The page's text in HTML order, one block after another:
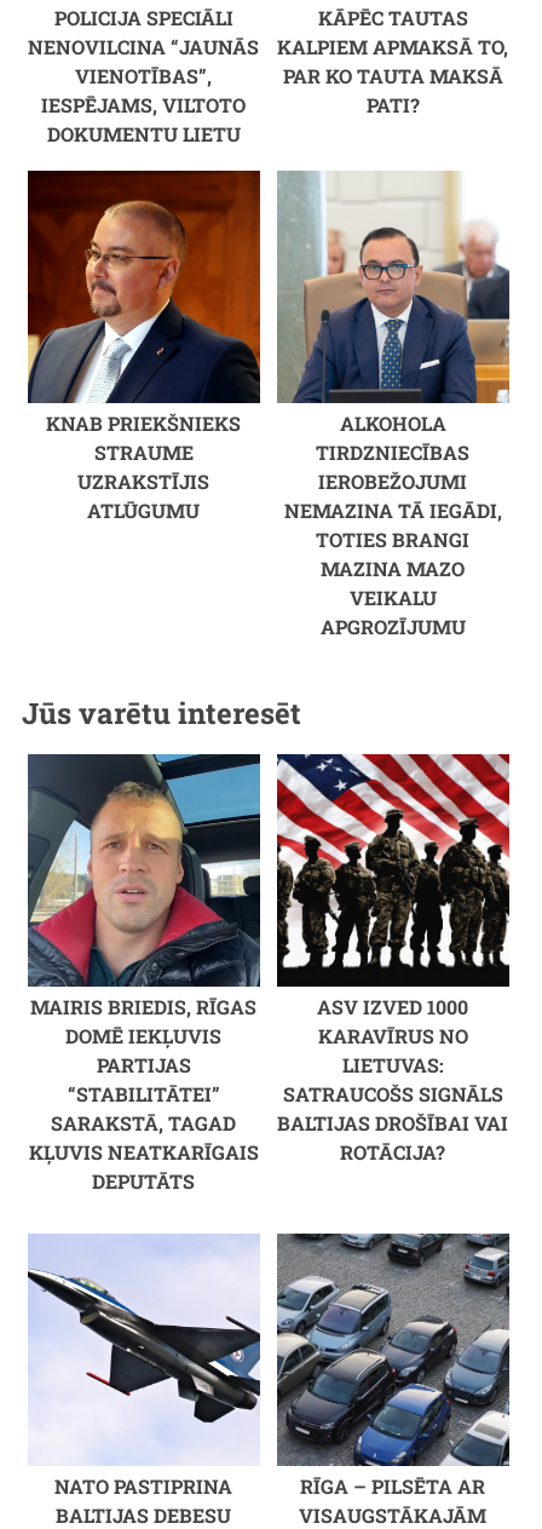
POLICIJA SPECIĀLI
NENOVILCINA “JAUNĀS
VIENOTĪBAS”,
IESPĒJAMS, VILTOTO
DOKUMENTU LIETU
KĀPĒC TAUTAS
KALPIEM APMAKSĀ TO,
PAR KO TAUTA MAKSĀ
PATI?
KNAB PRIEKŠNIEKS
STRAUME
UZRAKSTĪJIS
ATLŪGUMU
ALKOHOLA
TIRDZNIECĪBAS
IEROBEŽOJUMI
NEMAZINA TĀ IEGĀDI,
TOTIES BRANGI
MAZINA MAZO
VEIKALU
APGROZĪJUMU
Jūs varētu interesēt
MAIRIS BRIEDIS, RĪGAS
DOMĒ IEKĻUVIS
PARTIJAS
“STABILITĀTEI”
SARAKSTĀ, TAGAD
KĻUVIS NEATKARĪGAIS
DEPUTĀTS
ASV IZVED 1000
KARAVĪRUS NO
LIETUVAS:
SATRAUCOŠS SIGNĀLS
BALTIJAS DROŠĪBAI VAI
ROTĀCIJA?
NATO PASTIPRINA
BALTIJAS DEBESU
RĪGA – PILSĒTA AR
VISAUGSTĀKAJĀM